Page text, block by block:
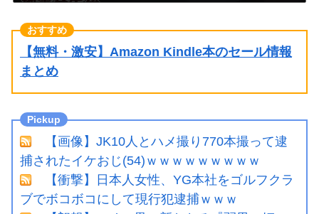
【無料・激安】Amazon Kindle本のセール情報
まとめ
【画像】JK10人とハメ撮り770本撮って逮
捕されたイケおじ(54)ｗｗｗｗｗｗｗｗｗ
【衝撃】日本人女性、YG本社をゴルフクラ
ブでボコボコにして現行犯逮捕ｗｗｗ